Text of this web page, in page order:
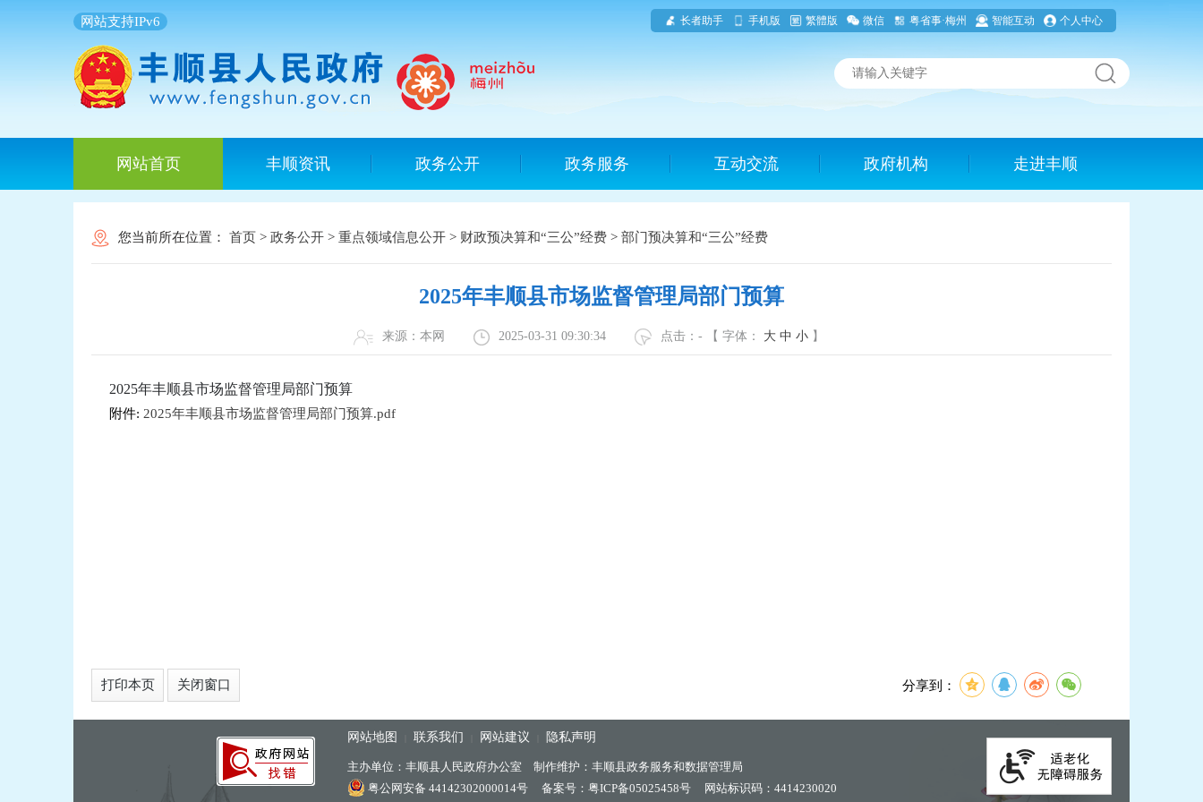
网站支持IPv6 长者助手 手机版 繁體版 微信 粤省事·梅州 智能互动 个人中心
网站首页 丰顺资讯 政务公开 政务服务 互动交流 政府机构 走进丰顺
您当前所在位置： 首页 > 政务公开 > 重点领域信息公开 > 财政预决算和“三公”经费 > 部门预决算和“三公”经费
2025年丰顺县市场监督管理局部门预算
来源：本网 2025-03-31 09:30:34 点击： - 【 字体： 大 中 小 】
2025年丰顺县市场监督管理局部门预算
附件: 2025年丰顺县市场监督管理局部门预算.pdf
打印本页 关闭窗口 分享到：
网站地图 联系我们 网站建议 隐私声明
主办单位：丰顺县人民政府办公室 制作维护：丰顺县政务服务和数据管理局
粤公网安备 44142302000014号
备案号：粤ICP备05025458号 网站标识码：4414230020